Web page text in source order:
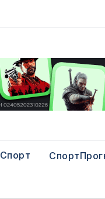
Спорт